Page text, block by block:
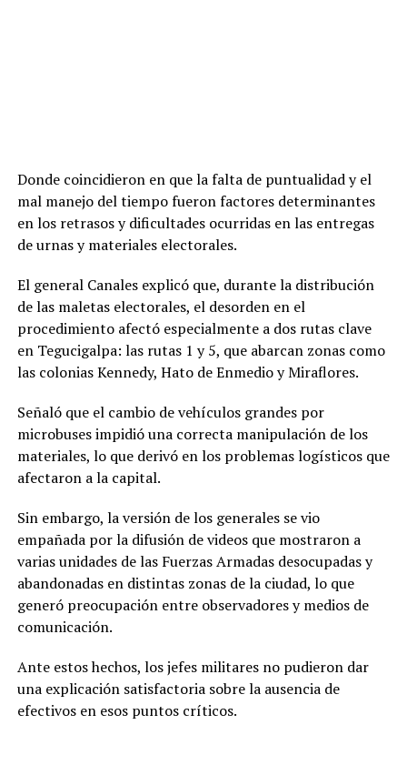
Donde coincidieron en que la falta de puntualidad y el
mal manejo del tiempo fueron factores determinantes
en los retrasos y dificultades ocurridas en las entregas
de urnas y materiales electorales.
El general Canales explicó que, durante la distribución
de las maletas electorales, el desorden en el
procedimiento afectó especialmente a dos rutas clave
en Tegucigalpa: las rutas 1 y 5, que abarcan zonas como
las colonias Kennedy, Hato de Enmedio y Miraflores.
Señaló que el cambio de vehículos grandes por
microbuses impidió una correcta manipulación de los
materiales, lo que derivó en los problemas logísticos que
afectaron a la capital.
Sin embargo, la versión de los generales se vio
empañada por la difusión de videos que mostraron a
varias unidades de las Fuerzas Armadas desocupadas y
abandonadas en distintas zonas de la ciudad, lo que
generó preocupación entre observadores y medios de
comunicación.
Ante estos hechos, los jefes militares no pudieron dar
una explicación satisfactoria sobre la ausencia de
efectivos en esos puntos críticos.